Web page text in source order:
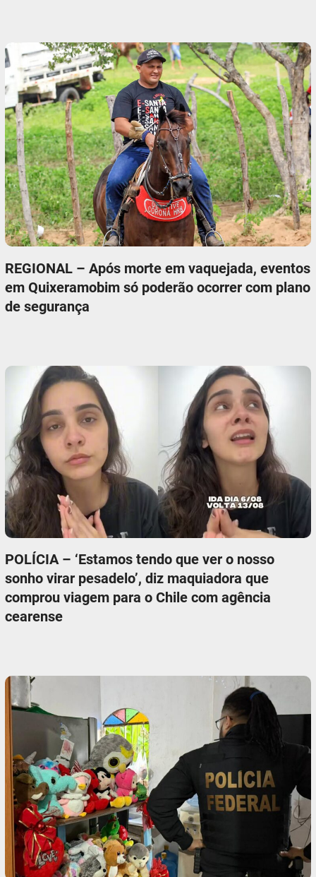
REGIONAL – Após morte em vaquejada, eventos
em Quixeramobim só poderão ocorrer com plano
de segurança
POLÍCIA – ‘Estamos tendo que ver o nosso
sonho virar pesadelo’, diz maquiadora que
comprou viagem para o Chile com agência
cearense